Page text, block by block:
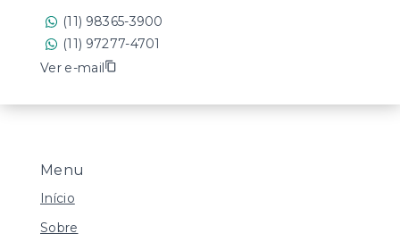
Menu
Início
Sobre
(11) 98365-3900
(11) 97277-4701
Ver e-mail